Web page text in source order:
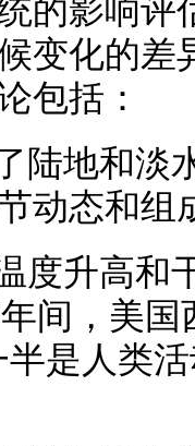
的影响评
变化的差
包括：
陆地和淡
动态和组
度升高和
间，美国
半是人类